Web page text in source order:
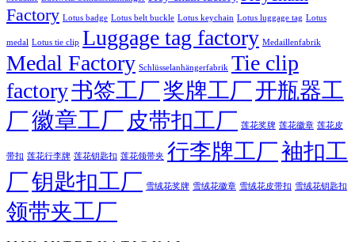
Factory Lotus badge Lotus belt buckle Lotus keychain Lotus luggage tag Lotus
medal Lotus tie clip Luggage tag factory Medaillenfabrik
Medal Factory Schlüsselanhängerfabrik Tie clip
factory书签工厂奖牌工厂开瓶器工
厂徽章工厂 皮带扣工厂 莲花奖牌 莲花徽章 莲花皮
带扣 莲花行李牌 莲花钥匙扣 莲花领带夹 行李牌工厂袖扣工
厂钥匙扣工厂 雪绒花奖牌 雪绒花徽章 雪绒花皮带扣 雪绒花钥匙扣
领带夹工厂